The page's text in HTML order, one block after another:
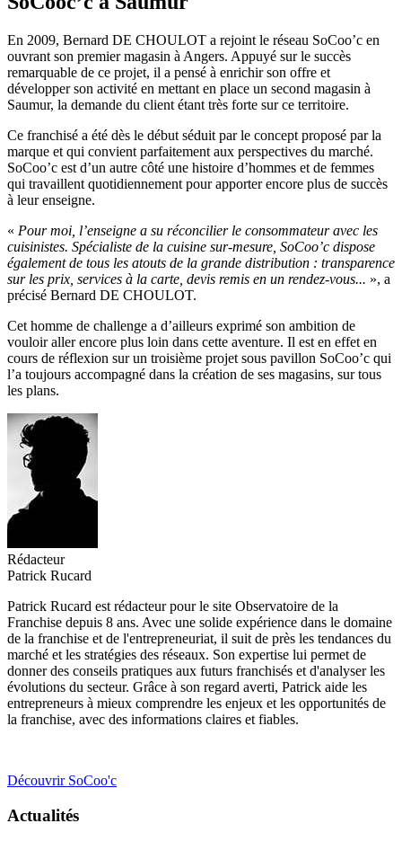
En 2009, Bernard DE CHOULOT a rejoint le réseau SoCoo’c en
ouvrant son premier magasin à Angers. Appuyé sur le succès
remarquable de ce projet, il a pensé à enrichir son offre et
développer son activité en mettant en place un second magasin à
Saumur, la demande du client étant très forte sur ce territoire.
Ce franchisé a été dès le début séduit par le concept proposé par la
marque et qui convient parfaitement aux perspectives du marché.
SoCoo’c est d’un autre côté une histoire d’hommes et de femmes
qui travaillent quotidiennement pour apporter encore plus de succès
à leur enseigne.
« Pour moi, l’enseigne a su réconcilier le consommateur avec les
cuisinistes. Spécialiste de la cuisine sur-mesure, SoCoo’c dispose
également de tous les atouts de la grande distribution : transparence
sur les prix, services à la carte, devis remis en un rendez-vous... », a
précisé Bernard DE CHOULOT.
Cet homme de challenge a d’ailleurs exprimé son ambition de
vouloir aller encore plus loin dans cette aventure. Il est en effet en
cours de réflexion sur un troisième projet sous pavillon SoCoo’c qui
l’a toujours accompagné dans la création de ses magasins, sur tous
les plans.
Rédacteur
Patrick Rucard
Patrick Rucard est rédacteur pour le site Observatoire de la
Franchise depuis 8 ans. Avec une solide expérience dans le domaine
de la franchise et de l'entrepreneuriat, il suit de près les tendances du
marché et les stratégies des réseaux. Son expertise lui permet de
donner des conseils pratiques aux futurs franchisés et d'analyser les
évolutions du secteur. Grâce à son regard averti, Patrick aide les
entrepreneurs à mieux comprendre les enjeux et les opportunités de
la franchise, avec des informations claires et fiables.
Découvrir SoCoo'c
Actualités